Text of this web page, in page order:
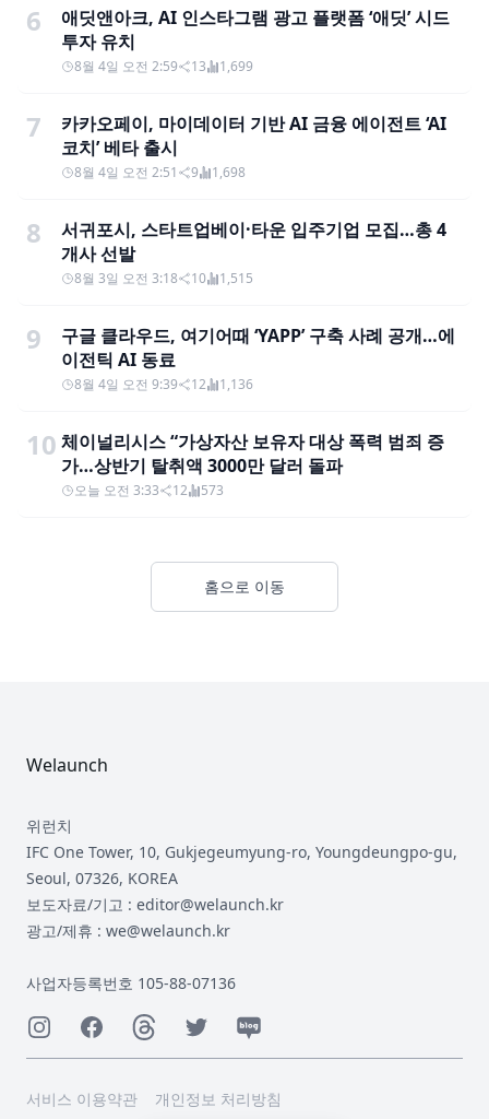
6
애딧앤아크, AI 인스타그램 광고 플랫폼 ‘애딧’ 시드
투자 유치
8월 4일 오전 2:59 13 1,699
7
카카오페이, 마이데이터 기반 AI 금융 에이전트 ‘AI
코치’ 베타 출시
8월 4일 오전 2:51 9 1,698
8
서귀포시, 스타트업베이·타운 입주기업 모집…총 4
개사 선발
8월 3일 오전 3:18 10 1,515
9
구글 클라우드, 여기어때 ‘YAPP’ 구축 사례 공개…에
이전틱 AI 동료
8월 4일 오전 9:39 12 1,136
10 체이널리시스 “가상자산 보유자 대상 폭력 범죄 증
가…상반기 탈취액 3000만 달러 돌파
오늘 오전 3:33 12 573
홈으로 이동
Welaunch
위런치
IFC One Tower, 10, Gukjegeumyung-ro, Youngdeungpo-gu,
Seoul, 07326, KOREA
보도자료/기고 : editor@welaunch.kr
광고/제휴 : we@welaunch.kr
사업자등록번호 105-88-07136
InstagramFacebookThreadsTwitterNaver
서비스 이용약관 개인정보 처리방침